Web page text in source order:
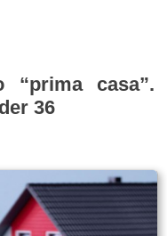
“prima casa”.
36